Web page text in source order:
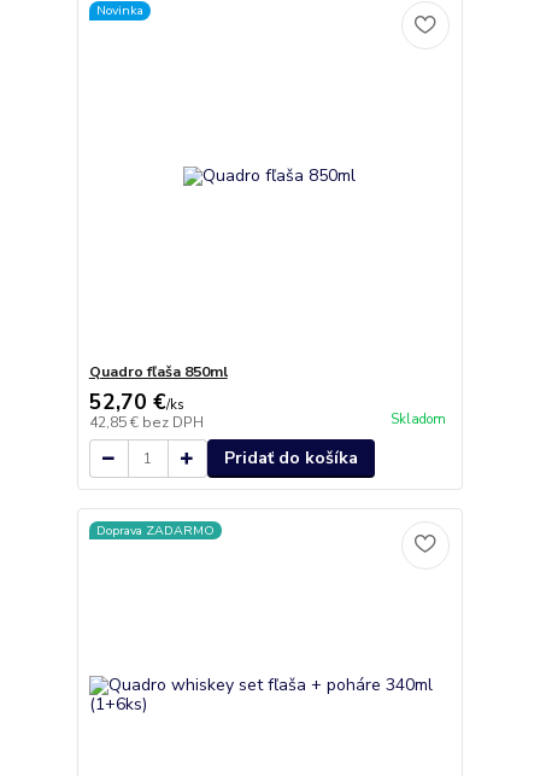
Novinka
Quadro fľaša 850ml
52,70 €/ks
42,85 € bez DPH Skladom
Pridať do košíka
Doprava ZADARMO